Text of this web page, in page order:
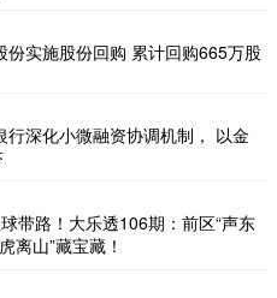
份实施股份回购 累计回购665万股
行深化小微融资协调机制， 以金
带路！大乐透106期：前区“声东
离山”藏宝藏！